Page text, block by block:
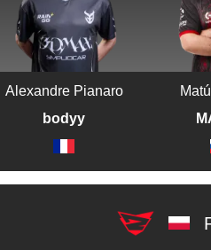
Alexandre Pianaro
bodyy